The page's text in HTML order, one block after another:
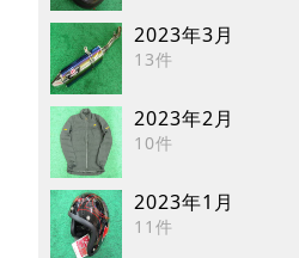
2023年3月
13件
2023年2月
10件
2023年1月
11件